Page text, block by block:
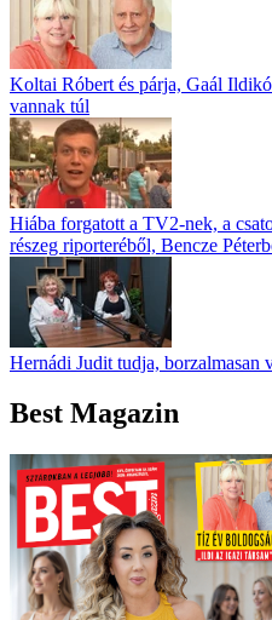
Koltai Róbert és párja, Gaál
vannak túl
Hiába forgatott a TV2-nek, a
részeg riporteréből, Bencze
Hernádi Judit tudja, borzalmasan
Best Magazin